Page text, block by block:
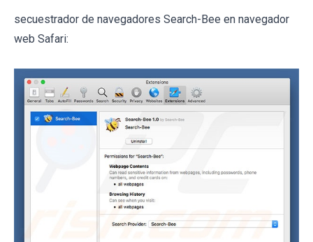
secuestrador de navegadores Search-Bee en navegador
web Safari: